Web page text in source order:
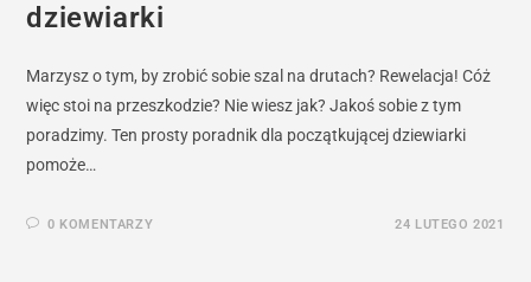
dziewiarki
Marzysz o tym, by zrobić sobie szal na drutach? Rewelacja! Cóż
więc stoi na przeszkodzie? Nie wiesz jak? Jakoś sobie z tym
poradzimy. Ten prosty poradnik dla początkującej dziewiarki
pomoże…
0 KOMENTARZY 24 LUTEGO 2021